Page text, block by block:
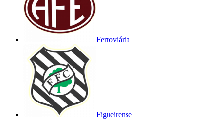
Ferroviária
Figueirense